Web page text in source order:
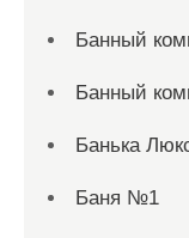
Банный
Банный
Банька
Баня №1